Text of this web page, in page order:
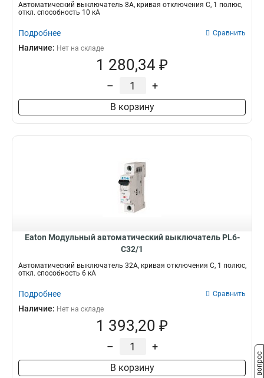
Автоматический выключатель 8А, кривая отключения С, 1 полюс,
откл. способность 10 кА
Подробнее Сравнить
Наличие: Нет на складе
1 280,34 ₽
– +
В корзину
Eaton Модульный автоматический выключатель PL6-
C32/1
Автоматический выключатель 32А, кривая отключения С, 1 полюс,
откл. способность 6 кА
Подробнее Сравнить
Наличие: Нет на складе
1 393,20 ₽
– +
В корзину